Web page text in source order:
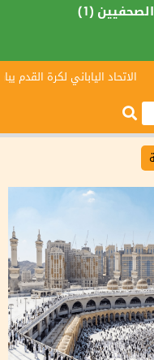
(1)
الاتحاد الياباني لكرة القدم يبارك